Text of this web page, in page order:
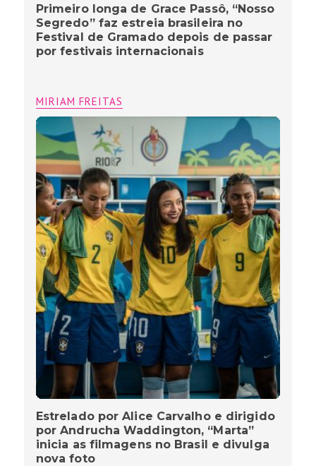
Primeiro longa de Grace Passô, “Nosso
Segredo” faz estreia brasileira no
Festival de Gramado depois de passar
por festivais internacionais
MIRIAM FREITAS
Estrelado por Alice Carvalho e dirigido
por Andrucha Waddington, “Marta”
inicia as filmagens no Brasil e divulga
nova foto